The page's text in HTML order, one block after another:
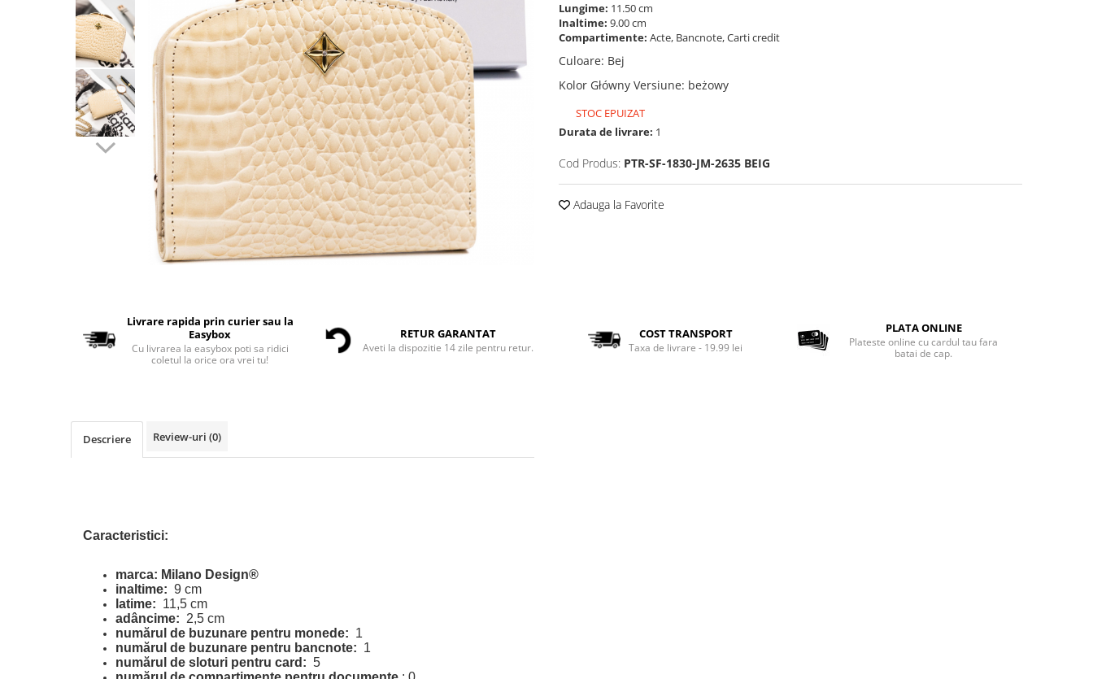
Lungime: 11.50 cm
Inaltime: 9.00 cm
Compartimente: Acte, Bancnote, Carti credit
Culoare: Bej
Kolor Główny Versiune: beżowy
STOC EPUIZAT
Durata de livrare: 1
Cod Produs: PTR-SF-1830-JM-2635 BEIG
Adauga la Favorite
Livrare rapida prin curier sau la
Easybox
Cu livrarea la easybox poti sa ridici
coletul la orice ora vrei tu!
RETUR GARANTAT
Aveti la dispozitie 14 zile pentru retur.
COST TRANSPORT
Taxa de livrare - 19.99 lei
PLATA ONLINE
Plateste online cu cardul tau fara
batai de cap.
Descriere Review-uri (0)
Caracteristici:
marca: Milano Design®
inaltime: 9 cm
latime: 11,5 cm
adâncime: 2,5 cm
numărul de buzunare pentru monede: 1
numărul de buzunare pentru bancnote: 1
numărul de sloturi pentru card: 5